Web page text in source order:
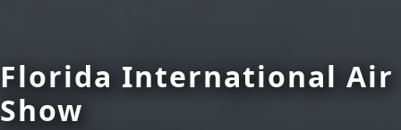
Florida International Air
Show